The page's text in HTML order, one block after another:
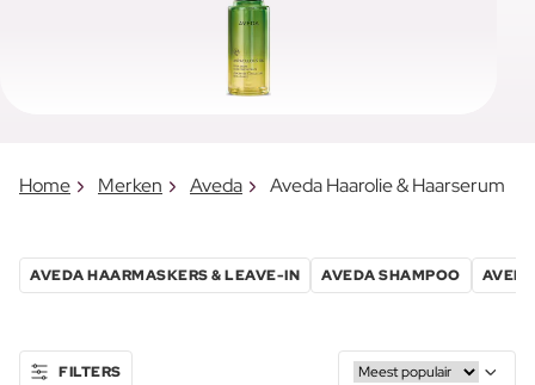
Home Merken Aveda Aveda Haarolie & Haarserum
AVEDA HAARMASKERS & LEAVE-IN AVEDA SHAMPOO
FILTERS